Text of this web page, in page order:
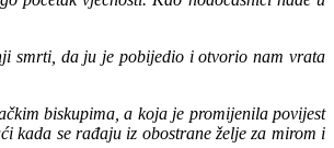
smrti, da ju je pobijedio i otvorio nam vrata
biskupima, a koja je promijenila povijest
kada se rađaju iz obostrane želje za mirom i